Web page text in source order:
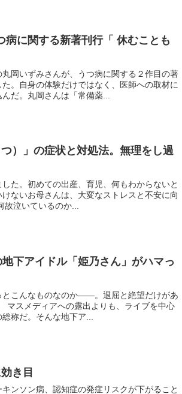
病に関する新著刊行「 休むことも
岡いずみさんが、うつ病に関する２作目の著
。自身の体験だけではなく、医師への取材に
だ。丸岡さんは「常備薬...
）」の症状と対処法。無理をし過
た。初めての出産、育児、何もわからないと
ないお母さんは、大変なストレスと不安に向
故泣いているのか...
下アイドル「姫乃さん」がハマっ
とこんなものなのか――。退屈と絶望だけがあ
マスメディアへの露出よりも、ライブを中心
称だ。そんな地下ア...
き目
ンソン病、認知症の発症リスクが下がること